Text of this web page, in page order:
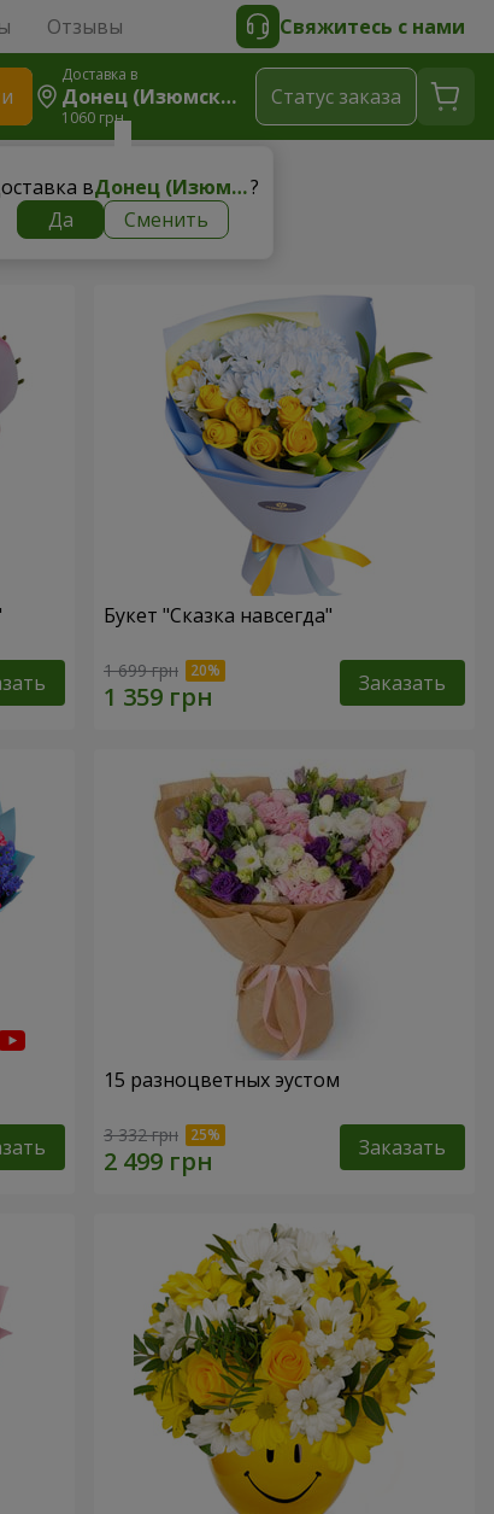
Отзывы Свяжитесь с нами
Доставка в
Донец (Изюмский Р-Н)
1060 грн
в Донец (Изюмский р-н)?
Да
Сменить
Cтатус заказа
Букет "Сказка навсегда"
1 699 грн Заказать
15 разноцветных эустом
3 332 грн Заказать